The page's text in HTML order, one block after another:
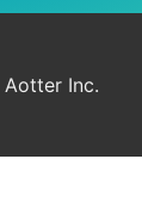
Aotter Inc.